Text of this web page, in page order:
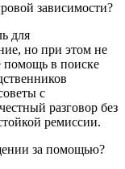
зависимости?
для
но при этом не
помощь в поиске
с
разговор без
ремиссии.
за помощью?